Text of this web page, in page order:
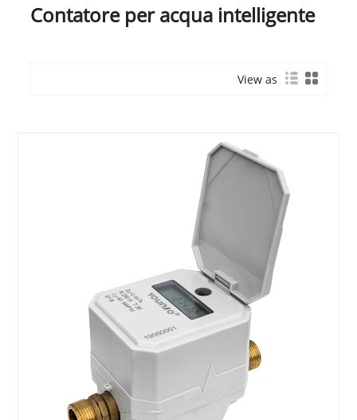
Contatore per acqua intelligente
View as